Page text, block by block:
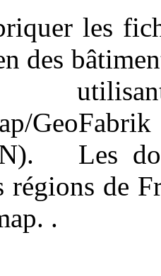
les
des
Les
régions de
.